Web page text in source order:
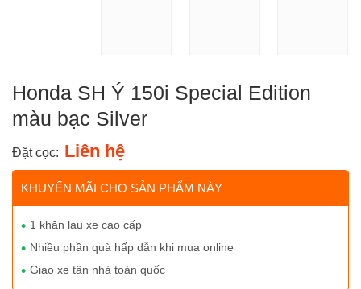
Honda SH Ý 150i Special Edition
màu bạc Silver
Đặt cọc: Liên hệ
KHUYẾN MÃI CHO SẢN PHẨM NÀY
1 khăn lau xe cao cấp
Nhiều phần quà hấp dẫn khi mua online
Giao xe tận nhà toàn quốc